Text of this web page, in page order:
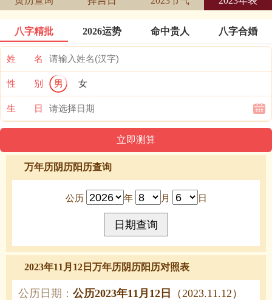
八字精批 2026运势 命中贵人 八字合婚
姓 名
性 别 男 女
生 日
万年历阴历阳历查询
公历 年 月 日
2023年11月12日万年历阴历阳历对照表
公历日期： 公历2023年11月12日
（2023.11.12）